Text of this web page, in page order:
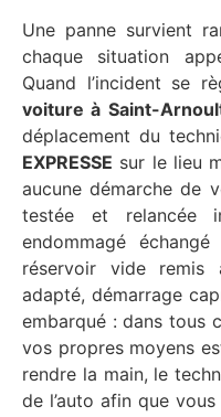
Une panne survient
chaque situation
Quand l’incident se
voiture à Saint-
déplacement du
EXPRESSE sur le lieu
aucune démarche de
testée et relancée
endommagé
réservoir vide remis
adapté, démarrage
embarqué : dans tous
vos propres moyens
rendre la main, le
de l’auto afin que